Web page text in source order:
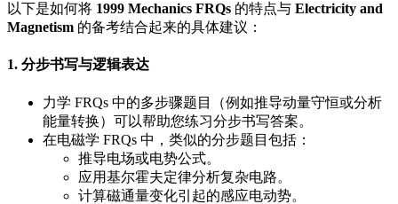
以下是如何将 1999 Mechanics FRQs 的特点与 Electricity and
Magnetism 的备考结合起来的具体建议：
1. 分步书写与逻辑表达
力学 FRQs 中的多步骤题目（例如推导动量守恒或分析
能量转换）可以帮助您练习分步书写答案。
在电磁学 FRQs 中，类似的分步题目包括：
推导电场或电势公式。
应用基尔霍夫定律分析复杂电路。
计算磁通量变化引起的感应电动势。